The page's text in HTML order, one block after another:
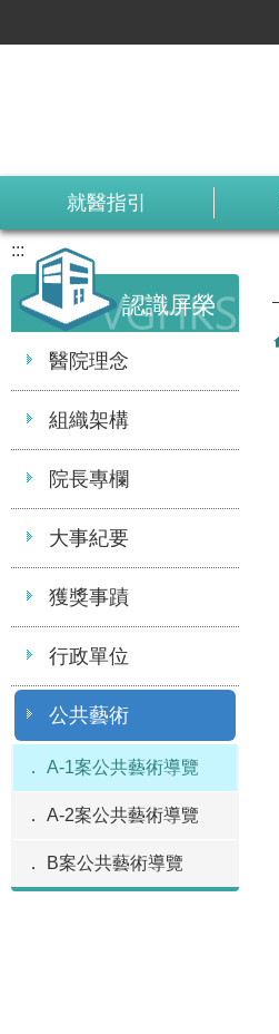
就醫指引
:::
認識屏榮
醫院理念
組織架構
院長專欄
大事紀要
獲獎事蹟
行政單位
公共藝術
A-1案公共藝術導覽
A-2案公共藝術導覽
B案公共藝術導覽